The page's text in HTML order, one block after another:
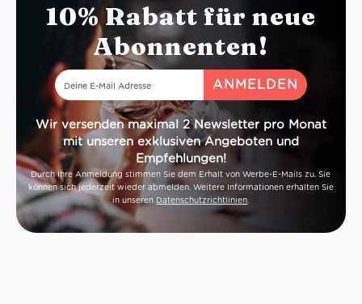
10% Rabatt für neue
Abonnenten!
Wir versenden maximal 2 Newsletter pro Monat
mit unseren exklusiven Angeboten und
Empfehlungen!
Durch Ihre Anmeldung stimmen Sie dem Erhalt von Werbe-E-Mails zu. Sie
können sich jederzeit wieder abmelden. Weitere Informationen erhalten Sie
in unseren Datenschutzrichtlinien.